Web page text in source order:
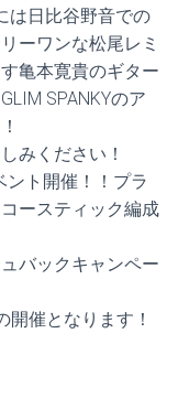
は日比谷野音での
ーワンな松尾レミ
亀本寛貴のギター
SPANKYのア
みください！
ント開催！！プラ
ースティック編成
バックキャンペー
催となります！